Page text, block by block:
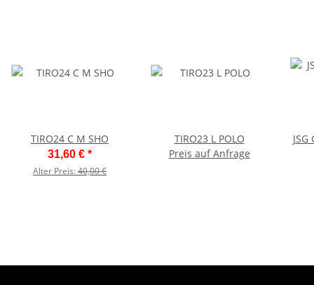
TIRO24 C M SHO
31,60 € *
Alter Preis:40,00 €
TIRO23 L POLO
Preis auf Anfrage
JSG